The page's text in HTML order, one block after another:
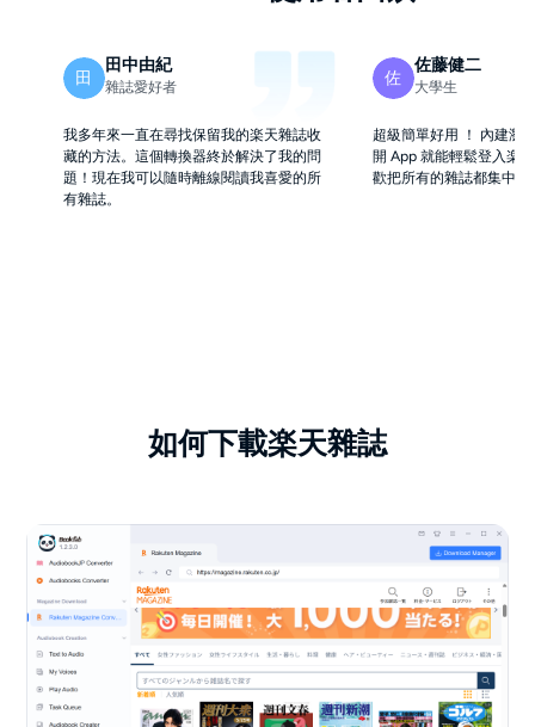
田
田中由紀
雜誌愛好者
我多年來一直在尋找保留我的楽天雜誌收
藏的方法。這個轉換器終於解決了我的問
題！現在我可以隨時離線閱讀我喜愛的所
有雜誌。
佐
佐藤健二
大學生
超級簡單好用 ！ 內建瀏
開 App 就能輕鬆登入楽
歡把所有的雜誌都集中在
如何下載楽天雜誌